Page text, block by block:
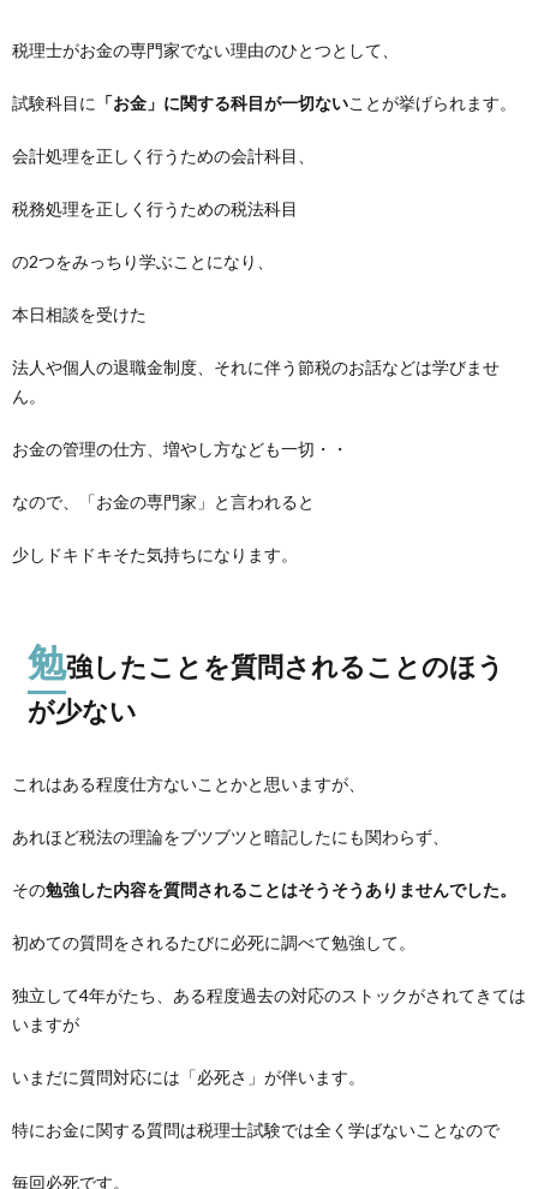
税理士がお金の専門家でない理由のひとつとして、
試験科目に 「お金」に関する科目が一切ないことが挙げられます。
会計処理を正しく行うための会計科目、
税務処理を正しく行うための税法科目
の2つをみっちり学ぶことになり、
本日相談を受けた
法人や個人の退職金制度、それに伴う節税のお話などは学びませ
ん。
お金の管理の仕方、増やし方なども一切・・
なので、「お金の専門家」と言われると
少しドキドキそた気持ちになります。
勉強したことを質問されることのほう
が少ない
これはある程度仕方ないことかと思いますが、
あれほど税法の理論をブツブツと暗記したにも関わらず、
その勉強した内容を質問されることはそうそうありませんでした。
初めての質問をされるたびに必死に調べて勉強して。
独立して4年がたち、ある程度過去の対応のストックがされてきては
いますが
いまだに質問対応には「必死さ」が伴います。
特にお金に関する質問は税理士試験では全く学ばないことなので
毎回必死です。